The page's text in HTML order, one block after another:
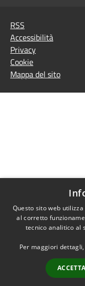
RSS
Accessibilità
Privacy
Cookie
Mappa del sito
Questo sito web
al corretto
tecnico analitico al
Per maggiori